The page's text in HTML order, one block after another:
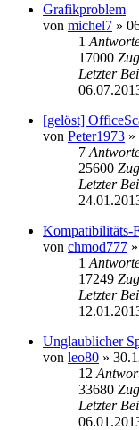
Grafikproblem
von michel7 »
1
17000
Letzter
[gelöst]
von Peter1973 »
7
25600
Letzter
Kompatibilitäts-
von chmod777
1
17249
Letzter
Unglaublicher
von leo80 »
12
33680
Letzter